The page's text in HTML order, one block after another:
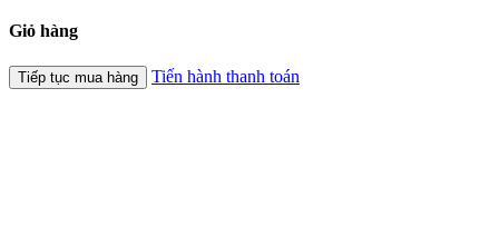
Giỏ hàng
Tiếp tục mua hàng Tiến hành thanh toán